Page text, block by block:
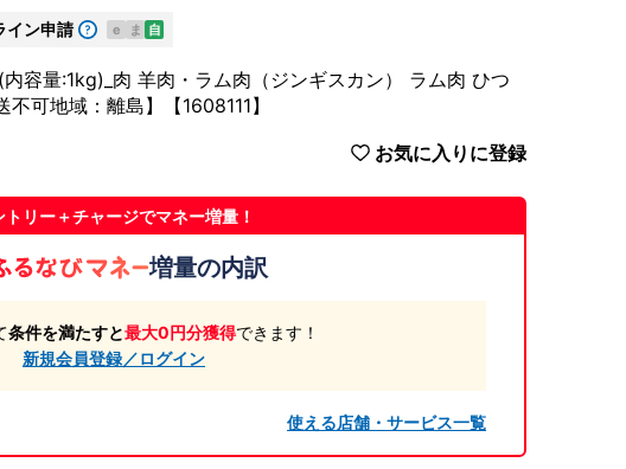
イン申請 e ま 自
容量:1kg)_肉 羊肉・ラム肉（ジンギスカン） ラム肉 ひつ
可地域：離島】【1608111】
お気に入りに登録
トリー＋チャージでマネー増量！
増量の内訳
条件を満たすと最大0円分獲得できます！
新規会員登録／ログイン
使える店舗・サービス一覧